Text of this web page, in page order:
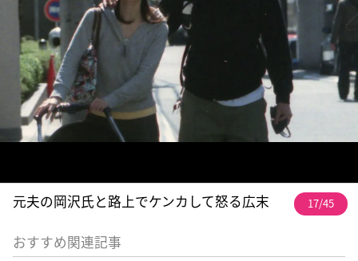
元夫の岡沢氏と路上でケンカして怒る広末 17/45
おすすめ関連記事